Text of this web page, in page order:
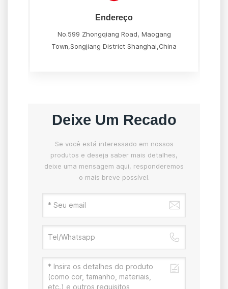
Endereço
No.599 Zhongqiang Road, Maogang
Town,Songjiang District Shanghai,China
Deixe Um Recado
Se você está interessado em nossos
produtos e deseja saber mais detalhes,
deixe uma mensagem aqui, responderemos
o mais breve possível.